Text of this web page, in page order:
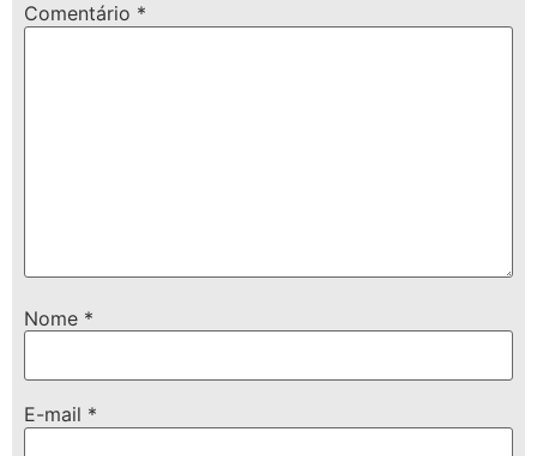
Comentário *
Nome *
E-mail *